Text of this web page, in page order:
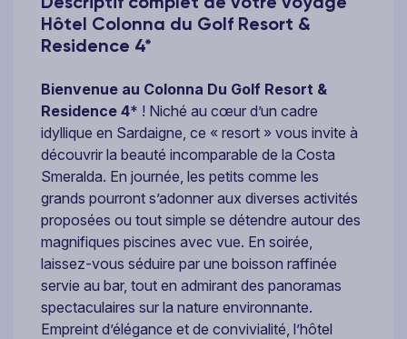
Hôtel Colonna du Golf Resort &
Residence 4*
Bienvenue au Colonna Du Golf Resort &
Residence 4* ! Niché au cœur d’un cadre
idyllique en Sardaigne, ce « resort » vous invite à
découvrir la beauté incomparable de la Costa
Smeralda. En journée, les petits comme les
grands pourront s’adonner aux diverses activités
proposées ou tout simple se détendre autour des
magnifiques piscines avec vue. En soirée,
laissez-vous séduire par une boisson raffinée
servie au bar, tout en admirant des panoramas
spectaculaires sur la nature environnante.
Empreint d’élégance et de convivialité, l’hôtel